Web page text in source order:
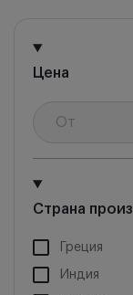
Цена
Страна
Греция
Индия